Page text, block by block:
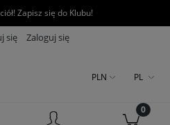
Zapisz się do Klubu!
się Zaloguj się
PLN PL